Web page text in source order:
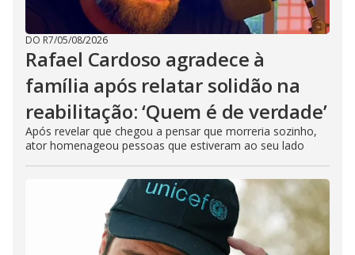
DO R7/05/08/2026
Rafael Cardoso agradece à
família após relatar solidão na
reabilitação: ‘Quem é de verdade’
Após revelar que chegou a pensar que morreria sozinho,
ator homenageou pessoas que estiveram ao seu lado